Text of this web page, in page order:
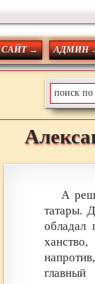
САЙТ → АДМИН
А
татары.
обладал